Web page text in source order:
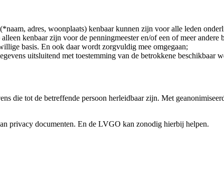
adres, woonplaats) kenbaar kunnen zijn voor alle leden
kenbaar zijn voor de penningmeester en/of een of meer andere
basis. En ook daar wordt zorgvuldig mee omgegaan;
uitsluitend met toestemming van de betrokkene beschikbaar
die tot de betreffende persoon herleidbaar zijn. Met
privacy documenten. En de LVGO kan zonodig hierbij helpen.